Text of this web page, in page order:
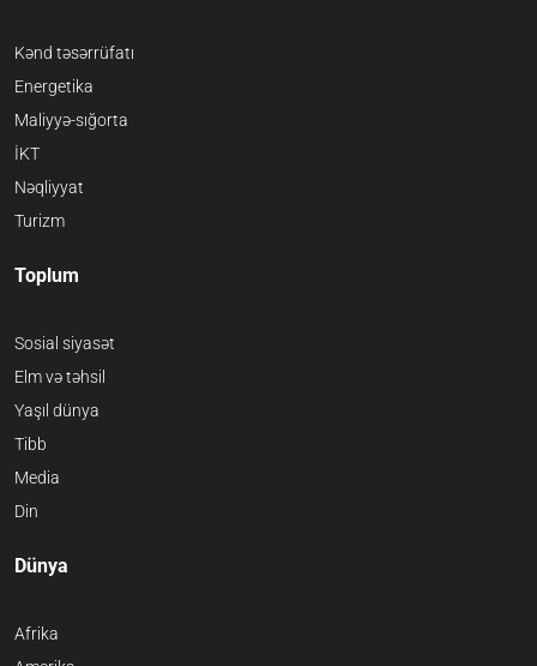
Kənd təsərrüfatı
Energetika
Maliyyə-sığorta
İKT
Nəqliyyat
Turizm
Toplum
Sosial siyasət
Elm və təhsil
Yaşıl dünya
Tibb
Media
Din
Dünya
Afrika